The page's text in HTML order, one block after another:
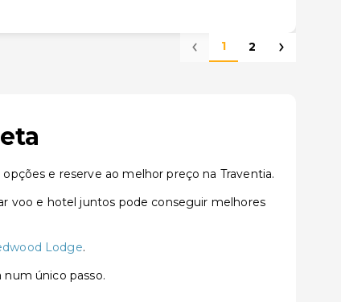
1 2
e reserve ao melhor preço na Traventia.
voo e hotel juntos pode conseguir melhores
Lodge.
num único passo.